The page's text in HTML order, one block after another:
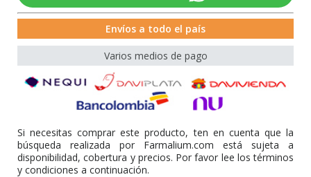
Envíos a todo el país
Varios medios de pago
Si necesitas comprar este producto, ten en cuenta que la
búsqueda realizada por Farmalium.com está sujeta a
disponibilidad, cobertura y precios. Por favor lee los términos
y condiciones a continuación.